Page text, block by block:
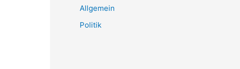
Allgemein
Politik